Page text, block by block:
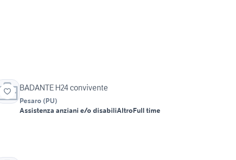
BADANTE H24 convivente
Pesaro (PU)
Assistenza anziani e/o disabiliAltroFull time